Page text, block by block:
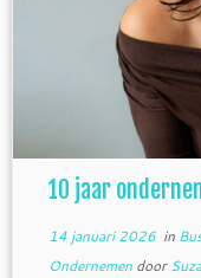
10 jaar
14 januari 2026in
Ondernemen door